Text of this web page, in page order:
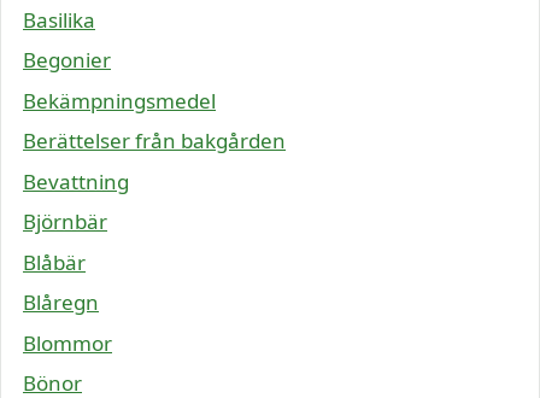
Basilika
Begonier
Bekämpningsmedel
Berättelser från bakgården
Bevattning
Björnbär
Blåbär
Blåregn
Blommor
Bönor